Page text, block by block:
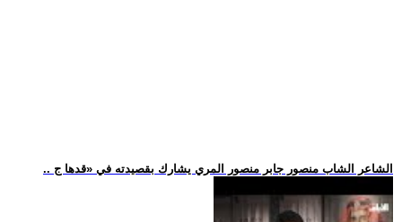
.. الشاعر الشاب منصور جابر منصور المري يشارك بقصيدته في «قدها ج